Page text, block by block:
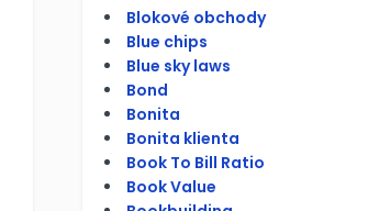
Blokové obchody
Blue chips
Blue sky laws
Bond
Bonita
Bonita klienta
Book To Bill Ratio
Book Value